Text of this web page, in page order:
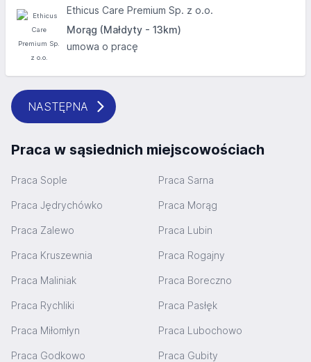
Ethicus Care Premium Sp. z o.o.
Morąg (Małdyty - 13km)
umowa o pracę
NASTĘPNA
Praca w sąsiednich miejscowościach
Praca Sople Praca Sarna
Praca Jędrychówko Praca Morąg
Praca Zalewo Praca Lubin
Praca Kruszewnia Praca Rogajny
Praca Maliniak Praca Boreczno
Praca Rychliki Praca Pasłęk
Praca Miłomłyn Praca Lubochowo
Praca Godkowo Praca Gubity